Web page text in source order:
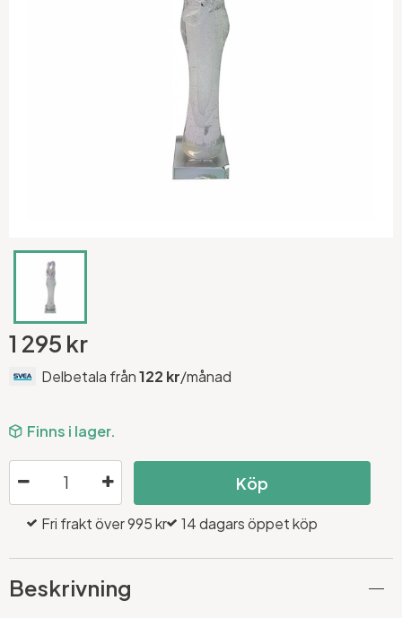
1 295 kr
Delbetala från122 kr/månad
Finns i lager.
Köp
Fri frakt över 995 kr 14 dagars öppet köp
Beskrivning